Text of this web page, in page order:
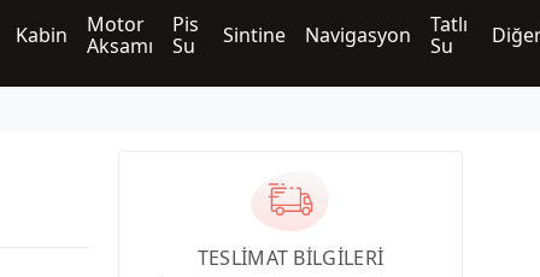
Kabin
Motor
Aksamı
Pis
Su
Sintine Navigasyon
Tatlı
Su
TESLİMAT BİLGİLERİ